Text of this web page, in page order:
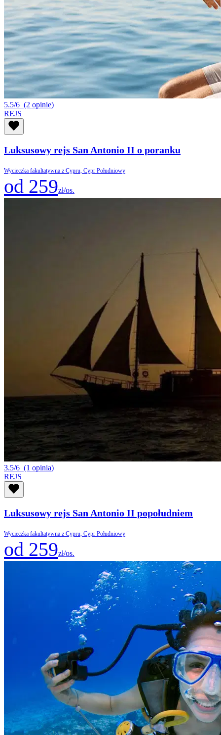
5.5/6 (2 opinie)
REJS
Luksusowy rejs San Antonio II o poranku
Wycieczka fakultatywna z Cypru, Cypr Południowy
od 259zł/os.
3.5/6 (1 opinia)
REJS
Luksusowy rejs San Antonio II popołudniem
Wycieczka fakultatywna z Cypru, Cypr Południowy
od 259zł/os.